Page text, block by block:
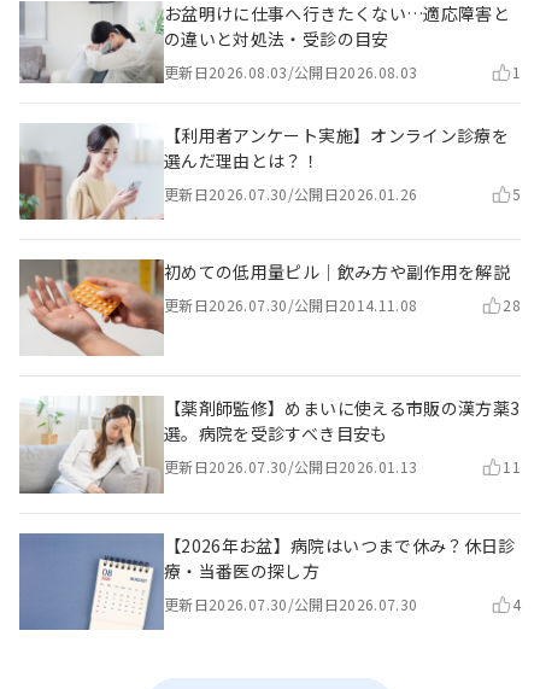
お盆明けに仕事へ行きたくない…適応障害と
の違いと対処法・受診の目安
更新日2026.08.03/公開日2026.08.03 1
【利用者アンケート実施】オンライン診療を
選んだ理由とは？！
更新日2026.07.30/公開日2026.01.26 5
初めての低用量ピル｜飲み方や副作用を解説
更新日2026.07.30/公開日2014.11.08 28
【薬剤師監修】めまいに使える市販の漢方薬3
選。病院を受診すべき目安も
更新日2026.07.30/公開日2026.01.13 11
【2026年お盆】病院はいつまで休み？休日診
療・当番医の探し方
更新日2026.07.30/公開日2026.07.30 4